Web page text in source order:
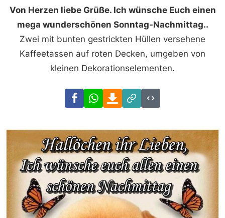
Von Herzen liebe Grüße. Ich wünsche Euch einen
mega wunderschönen Sonntag-Nachmittag..
Zwei mit bunten gestrickten Hüllen versehene
Kaffeetassen auf roten Decken, umgeben von
kleinen Dekorationselementen.
FacebookWhatsAppDownload
Link
Code